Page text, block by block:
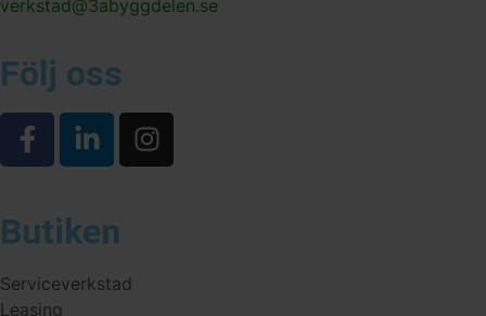
verkstad@3abyggdelen.se
Följ oss
Butiken
Serviceverkstad
Leasing